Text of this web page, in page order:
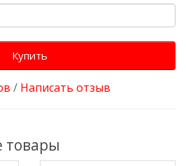
Купить
/ Написать отзыв
товары